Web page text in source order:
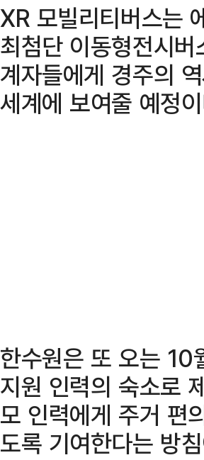
XR 모빌리티버스는
최첨단 이동형전시
계자들에게 경주의
세계에 보여줄 예정
한수원은 또 오는
지원 인력의 숙소로
모 인력에게 주거 편
도록 기여한다는 방